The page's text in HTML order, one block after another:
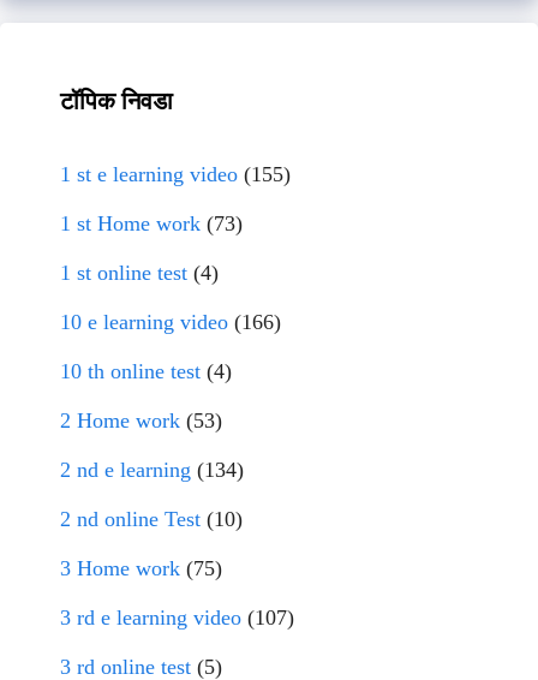
टॉपिक निवडा
1 st e learning video (155)
1 st Home work (73)
1 st online test (4)
10 e learning video (166)
10 th online test (4)
2 Home work (53)
2 nd e learning (134)
2 nd online Test (10)
3 Home work (75)
3 rd e learning video (107)
3 rd online test (5)